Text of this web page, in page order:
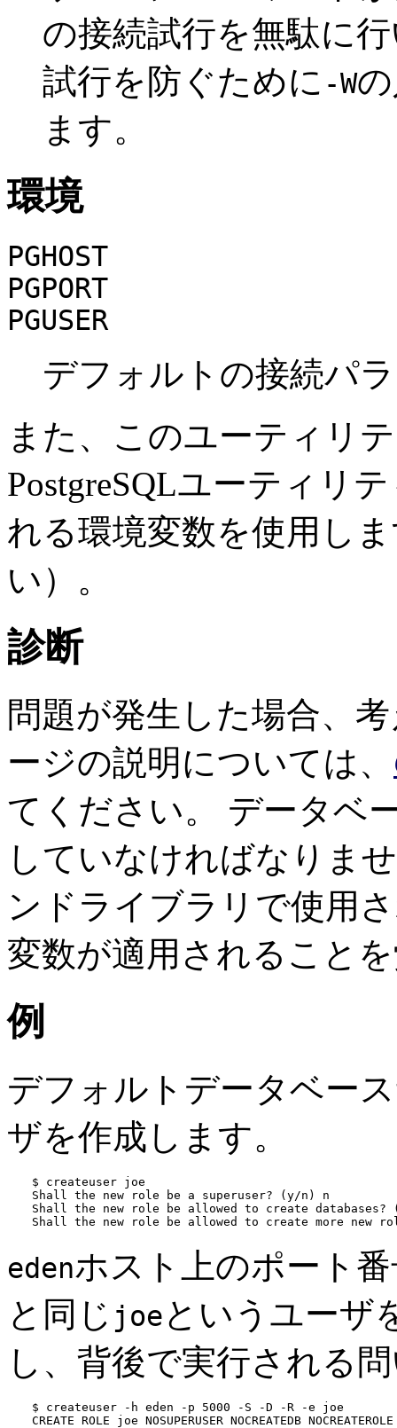
の接続試行を無駄に
試行を防ぐために -W
ます。
環境
PGHOST
PGPORT
PGUSER
デフォルトの接続パ
また、このユーティリ
PostgreSQLユーティリ
れる環境変数を使用し
い）。
診断
問題が発生した場合、
ージの説明については、
てください。 データベ
していなければなりま
ンドライブラリで使用
変数が適用されること
例
デフォルトデータベー
ザを作成します。
$ createuser joe
Shall the new role be a superuser? (y/n) n
Shall the new role be allowed to create
Shall the new role be allowed to create more new
edenホスト上のポート
と同じ joeというユーザ
し、背後で実行される
$ createuser -h eden -p 5000 -S -D -R -e joe
CREATE ROLE joe NOSUPERUSER NOCREATEDB